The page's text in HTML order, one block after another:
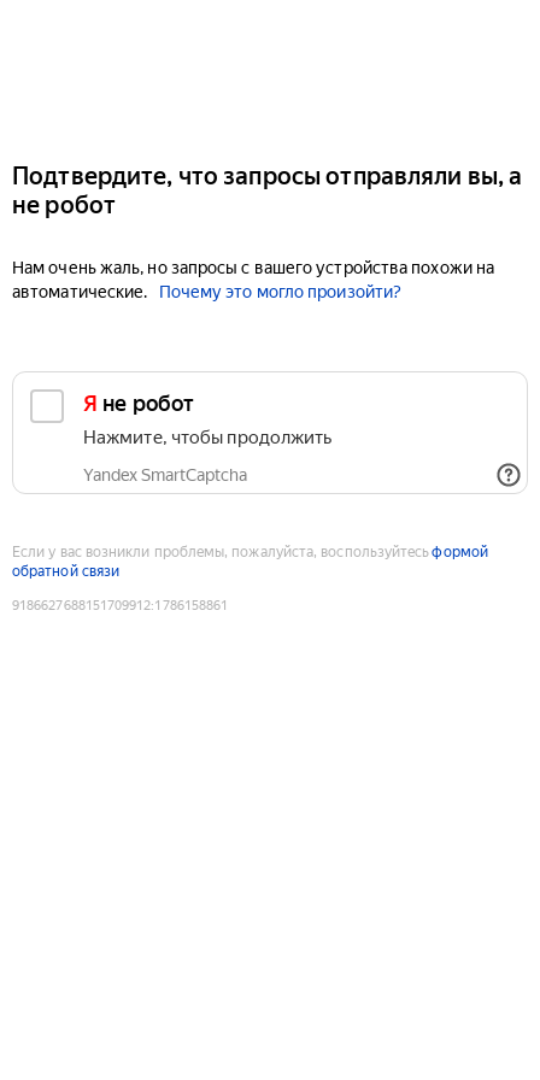
Подтвердите, что запросы отправляли вы, а
не робот
Нам очень жаль, но запросы с вашего устройства похожи на
автоматические.
Почему это могло произойти?
Я не робот
Нажмите, чтобы продолжить
Yandex SmartCaptcha
Если у вас возникли проблемы, пожалуйста, воспользуйтесьформой
обратной связи
9186627688151709912:1786158861